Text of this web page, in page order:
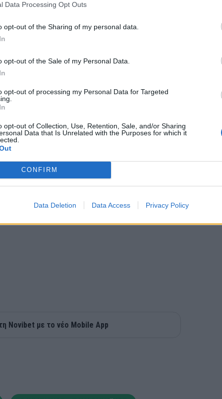
Data Processing Opt Outs
opt-out of the Sharing of my personal data.
opt-out of the Sale of my Personal Data.
opt-out of processing my Personal Data for Targeted
opt-out of Collection, Use, Retention, Sale, and/or Sharing
Data that Is Unrelated with the Purposes for which it
CONFIRM
Data Deletion Data Access Privacy Policy
την ΚΑΕ ΠΑΝΑΘΗΝΑΪΚΟΣ, τον ΜΑΤΙΑΣ
καλαθοσφαιριστές της ΚΑΕ
φαινόμενο βίας που σχετίζεται με τον
μεταξύ αθλητών και παραγόντων της
στο οποίο πρωταγωνιστικό ρόλο
στα αποδυτήρια του Σταδίου
λήξη του αγώνα ΚΑΕ ΟΛΥΜΠΙΑΚΟΣ –
για τα Play Offs του πρωταθλήματος
άρθρου 1 του ν.
ισχύει με το άρθρο 104 του ν.
Novibet με το νέο Mobile App